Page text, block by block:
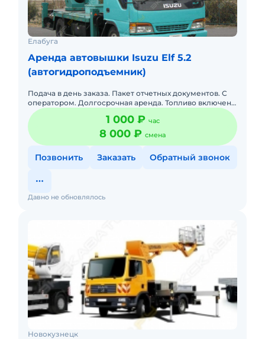
Елабуга
Аренда автовышки Isuzu Elf 5.2
(автогидроподъемник)
Подача в день заказа. Пакет отчетных документов. С
оператором. Долгосрочная аренда. Топливо включено
в стоимость. Автовышка - 23 м Агп - 23 м Кран-5 т.
Вышка Ра
1 000 ₽ час
8 000 ₽ смена
Позвонить Заказать Обратный звонок
Давно не обновлялось
Новокузнецк